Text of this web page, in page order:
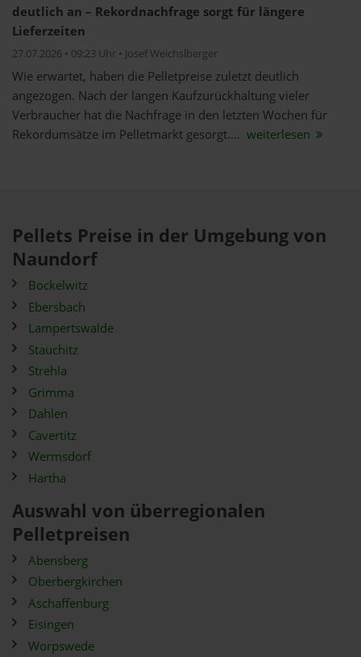
deutlich an – Rekordnachfrage sorgt für längere
Lieferzeiten
27.07.2026 • 09:23 Uhr • Josef Weichslberger
Wie erwartet, haben die Pelletpreise zuletzt deutlich
angezogen. Nach der langen Kaufzurückhaltung vieler
Verbraucher hat die Nachfrage in den letzten Wochen für
Rekordumsätze im Pelletmarkt gesorgt.... weiterlesen
Pellets Preise in der Umgebung von
Naundorf
Bockelwitz
Ebersbach
Lampertswalde
Stauchitz
Strehla
Grimma
Dahlen
Cavertitz
Wermsdorf
Hartha
Auswahl von überregionalen
Pelletpreisen
Abensberg
Oberbergkirchen
Aschaffenburg
Eisingen
Worpswede